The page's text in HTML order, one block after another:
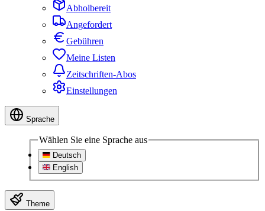
Abholbereit
Angefordert
Gebühren
Meine Listen
Zeitschriften-Abos
Einstellungen
Sprache
Wählen Sie eine Sprache aus
Deutsch
English
Theme